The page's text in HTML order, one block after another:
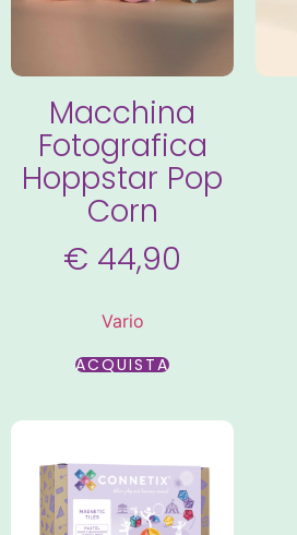
Macchina
Fotografica
Hoppstar Pop
Corn
€ 44,90
Vario
ACQUISTA